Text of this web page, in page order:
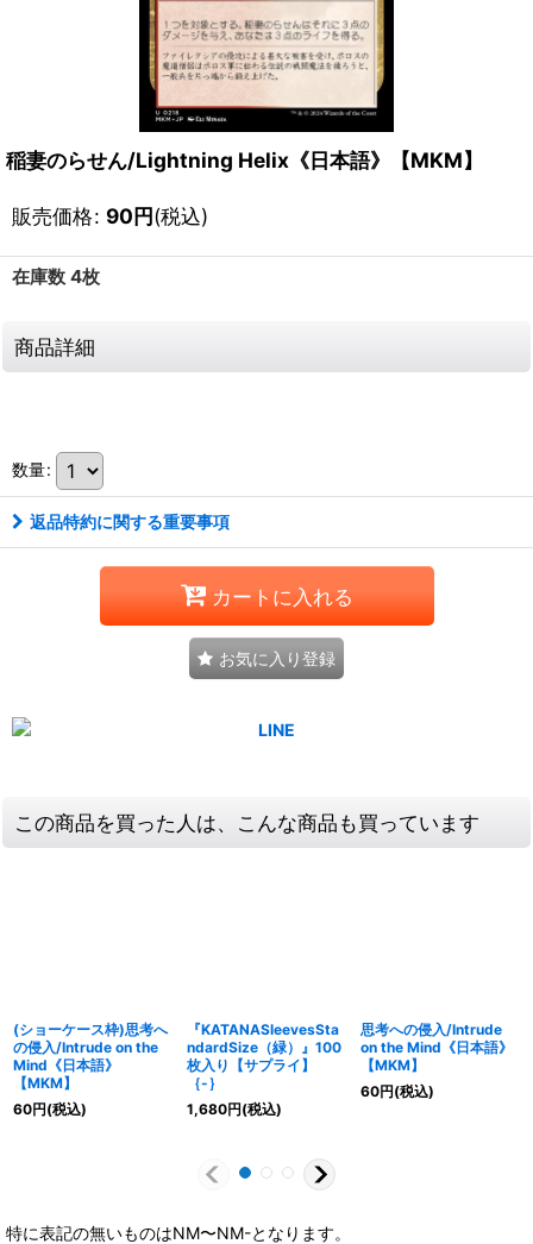
稲妻のらせん/Lightning Helix《日本語》【MKM】
販売価格: 90円(税込)
在庫数 4枚
商品詳細
数量:
返品特約に関する重要事項
カートに入れる
お気に入り登録
この商品を買った人は、こんな商品も買っています
(ショーケース枠)思考へ
の侵入/Intrude on the
Mind《日本語》
【MKM】
60円(税込)
『KATANASleevesSta
ndardSize（緑）』100
枚入り【サプライ】
｛-｝
1,680円(税込)
思考への侵入/Intrude
on the Mind《日本語》
【MKM】
60円(税込)
特に表記の無いものはNM〜NM-となります。